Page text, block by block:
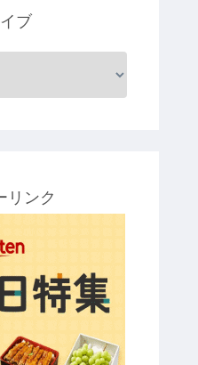
ブ
リンク